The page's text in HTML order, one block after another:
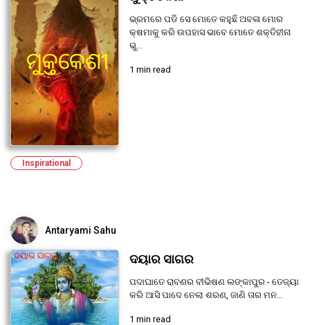
ଭ୍ରମରେ ପଡି ସେ ମୋତେ କହୁଛି ଅବଳା ମୋର
କ୍ଷମାକୁ କରି ଉପହାସ ଭାବେ ମୋତେ ଶକ୍ତିହୀନା
ଭୁ...
1 min read
Inspirational
Antaryami Sahu
ଦୟାର ସାଗର
ପଦାଘାତେ ରାବଣର ବୀଭିଷଣ ଲଙ୍କାପୁର - ତେଜ୍ୟା
କରି ଆସି ପାଦେ ନେଲା ଶରଣ, ଜାଣି ତାର ମନ...
1 min read